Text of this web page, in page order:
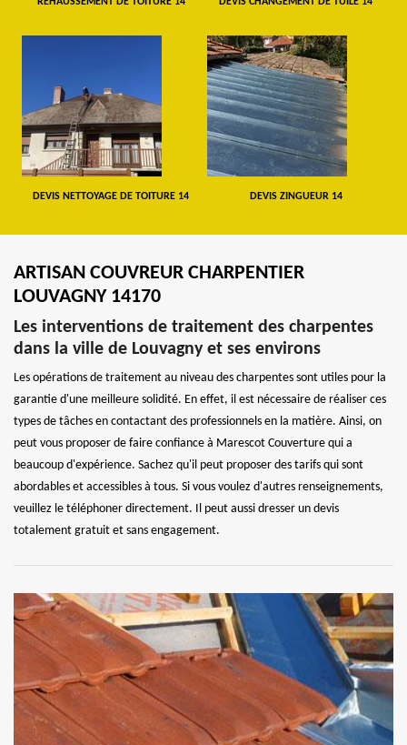
DEVIS NETTOYAGE DE TOITURE 14 DEVIS ZINGUEUR 14
ARTISAN COUVREUR CHARPENTIER
LOUVAGNY 14170
Les interventions de traitement des charpentes
dans la ville de Louvagny et ses environs
Les opérations de traitement au niveau des charpentes sont utiles pour la
garantie d'une meilleure solidité. En effet, il est nécessaire de réaliser ces
types de tâches en contactant des professionnels en la matière. Ainsi, on
peut vous proposer de faire confiance à Marescot Couverture qui a
beaucoup d'expérience. Sachez qu'il peut proposer des tarifs qui sont
abordables et accessibles à tous. Si vous voulez d'autres renseignements,
veuillez le téléphoner directement. Il peut aussi dresser un devis
totalement gratuit et sans engagement.